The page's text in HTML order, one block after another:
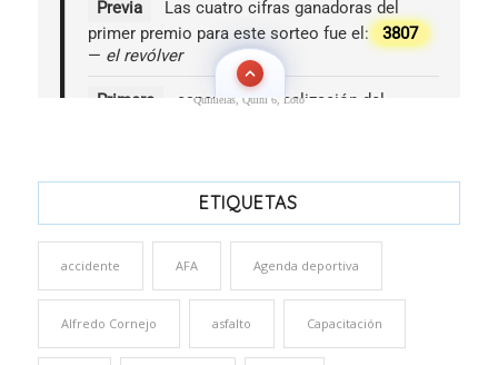
Quinielas, Quini 6, Loto
ETIQUETAS
accidente AFA Agenda deportiva
Alfredo Cornejo asfalto Capacitación